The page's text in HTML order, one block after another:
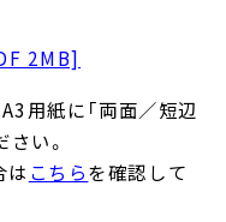
2MB]
用紙に「両面／短辺
い。
は こちらを確認して